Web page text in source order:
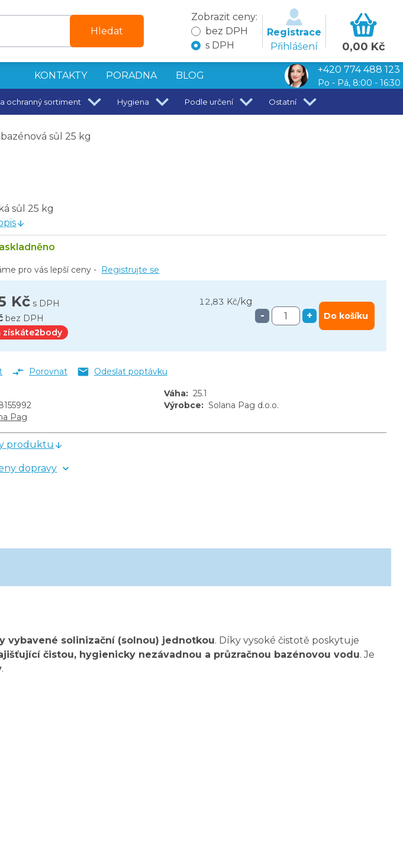
Hledat
Zobrazit ceny:
bez DPH
s DPH
Registrace
Přihlášení
0,00 Kč
KONTAKTY PORADNA BLOG
+420 774 488 123
Po - Pá, 8:00 - 16:30
ochranný sortiment Hygiena Podle určení Ostatní
sůl 25 kg
sůl 25 kg
Kč s DPH 12,83 Kč/kg
bez DPH
získáte2body
- + Do košíku
pro vás lepší ceny - Registrujte se
Porovnat Odeslat poptávku
Váha: 25.1
Výrobce: Solana Pag d.o.o.
Pag
produktu
dopravy
vybavené solinizační (solnou) jednotkou. Díky vysoké čistotě poskytuje
čistou, hygienicky nezávadnou a průzračnou bazénovou vodu. Je
.